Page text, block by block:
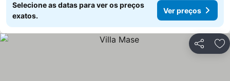
Selecione as datas para ver os preços
exatos.
Ver preços
Partilhar